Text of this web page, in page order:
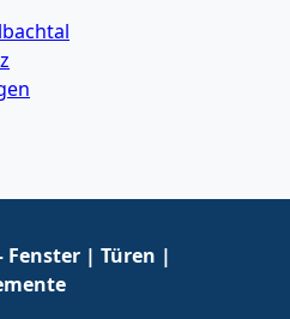
Fenster | Türen |